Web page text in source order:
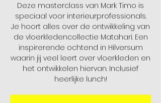
Deze masterclass van Mark Timo is
speciaal voor interieurprofessionals.
Je hoort alles over de ontwikkeling van
de vloerkledencollectie Matahari. Een
inspirerende ochtend in Hilversum
waarin jij veel leert over vloerkleden en
het ontwikkelen hiervan. Inclusief
heerlijke lunch!